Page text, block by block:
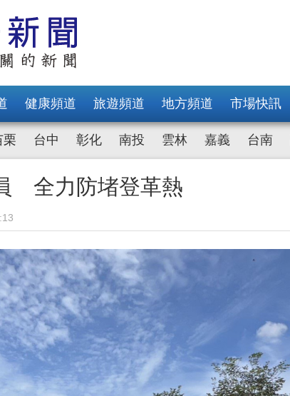
健康頻道 旅遊頻道 地方頻道 市場快訊
栗 台中 彰化 南投 雲林 嘉義 台南
全力防堵登革熱